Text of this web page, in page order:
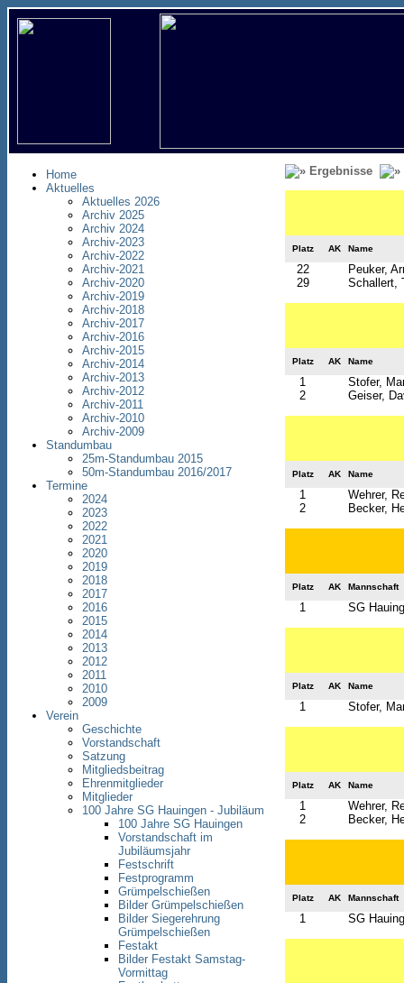
Home
Aktuelles
Aktuelles 2026
Archiv 2025
Archiv 2024
Archiv-2023
Archiv-2022
Archiv-2021
Archiv-2020
Archiv-2019
Archiv-2018
Archiv-2017
Archiv-2016
Archiv-2015
Archiv-2014
Archiv-2013
Archiv-2012
Archiv-2011
Archiv-2010
Archiv-2009
Standumbau
25m-Standumbau 2015
50m-Standumbau 2016/2017
Termine
2024
2023
2022
2021
2020
2019
2018
2017
2016
2015
2014
2013
2012
2011
2010
2009
Verein
Geschichte
Vorstandschaft
Satzung
Mitgliedsbeitrag
Ehrenmitglieder
Mitglieder
100 Jahre SG Hauingen - Jubiläum
100 Jahre SG Hauingen
Vorstandschaft im
Jubiläumsjahr
Festschrift
Festprogramm
Grümpelschießen
Bilder Grümpelschießen
Bilder Siegerehrung
Grümpelschießen
Festakt
Bilder Festakt Samstag-
Vormittag
Ergebnisse
Platz AK Name
22
Peuker,
29
Schallert,
Platz AK Name
1
Stofer,
2
Geiser,
Platz AK Name
1
Wehrer,
2
Becker,
Platz AK Mannschaft
1 SG
Platz AK Name
1 Stofer,
Platz AK Name
1
Wehrer,
2
Becker,
Platz AK Mannschaft
1 SG